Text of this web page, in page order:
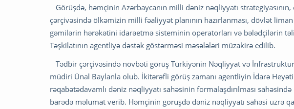
Görüşdə, həmçinin Azərbaycanın milli dəniz nəqliyyatı strategiyasının,
çərçivəsində ölkəmizin milli fəaliyyət planının hazırlanması, dövlət
gəmilərin hərəkətini idarəetmə sisteminin operatorları və bələdçilərin
Təşkilatının agentliyə dəstək göstərməsi məsələləri müzakirə edilib.
Tədbir çərçivəsində növbəti görüş Türkiyənin Nəqliyyat və
müdiri Ünal Baylanla olub. İkitərəfli görüş zamanı agentliyin İdarə
rəqabətədavamlı dəniz nəqliyyatı sahəsinin formalaşdırılması
barədə məlumat verib. Həmçinin görüşdə dəniz nəqliyyatı sahəsi üzrə